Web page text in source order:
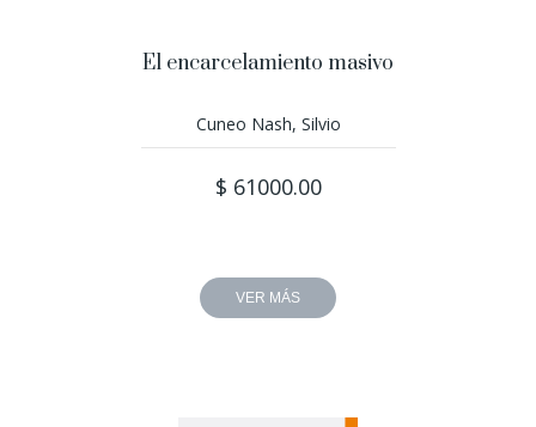
El encarcelamiento masivo
Cuneo Nash, Silvio
$ 61000.00
VER MÁS